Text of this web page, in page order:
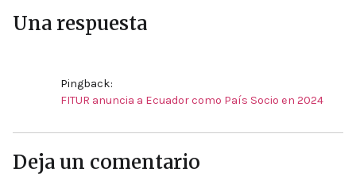
Una respuesta
Pingback:
FITUR anuncia a Ecuador como País Socio en 2024
Deja un comentario